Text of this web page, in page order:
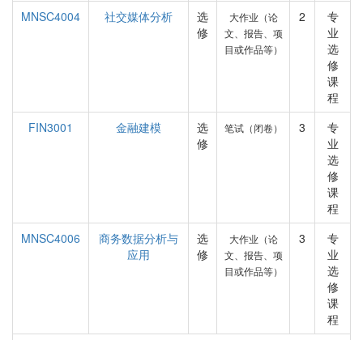
MNSC4004
社交媒体分析
选
修
大作业（论
文、报告、项
目或作品等）
2
专
业
选
修
课
程
FIN3001
金融建模
选
修
笔试（闭卷） 3
专
业
选
修
课
程
MNSC4006
商务数据分析与
应用
选
修
大作业（论
文、报告、项
目或作品等）
3
专
业
选
修
课
程